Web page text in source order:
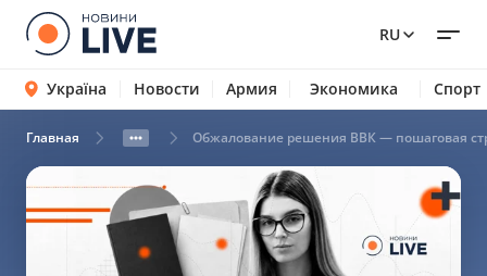
RU
Україна Новости Армия Экономика Спорт
Главная Обжалование решения ВВК — пошаговая